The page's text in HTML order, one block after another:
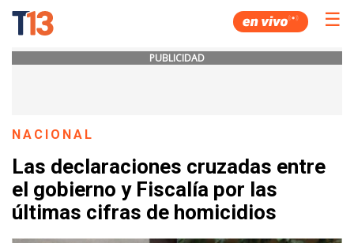
☰
PUBLICIDAD
NACIONAL
Las declaraciones cruzadas entre
el gobierno y Fiscalía por las
últimas cifras de homicidios